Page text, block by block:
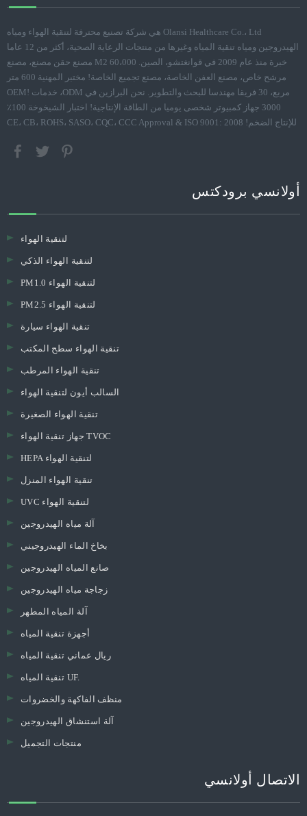
Olansi Healthcare Co.، Ltd هي شركة تصنيع محترفة لتنقية الهواء ومياه
الهيدروجين ومياه تنقية المياه وغيرها من منتجات الرعاية الصحية، أكثر من 12 عاما
خبرة منذ عام 2009 في قوانغتشو، الصين. 60،000 M2 مصنع حقن مصنع، مصنع
مرشح خاص، مصنع العفن الخاصة، مصنع تجميع الخاصة! مختبر المهنية 600 متر
مربع، 30 فريقا مهندسا للبحث والتطوير. نحن البرازين في ODM، خدمات OEM!
3000 جهاز كمبيوتر شخصى يوميا من الطاقة الإنتاجية! اختبار الشيخوخة 100٪
للإنتاج الضخم! CE، CB، ROHS، SASO، CQC، CCC Approval & ISO 9001: 2008
أولانسي برودكتس
لتنقية الهواء
لتنقية الهواء الذكي
PM1.0 لتنقية الهواء
PM2.5 لتنقية الهواء
تنقية الهواء سيارة
تنقية الهواء سطح المكتب
تنقية الهواء المرطب
السالب أيون لتنقية الهواء
تنقية الهواء الصغيرة
جهاز تنقية الهواء TVOC
HEPA لتنقية الهواء
تنقية الهواء المنزل
UVC لتنقية الهواء
آلة مياه الهيدروجين
بخاخ الماء الهيدروجيني
صانع المياه الهيدروجين
زجاجة مياه الهيدروجين
آلة المياه المطهر
أجهزة تنقية المياه
ريال عماني تنقية المياه
تنقية المياه UF.
منظف ​​الفاكهة والخضروات
آلة استنشاق الهيدروجين
منتجات التجميل
الاتصال أولانسي